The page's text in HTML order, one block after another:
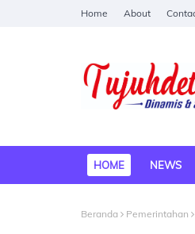
Home About
HOME NEWS
Beranda Pemerintahan